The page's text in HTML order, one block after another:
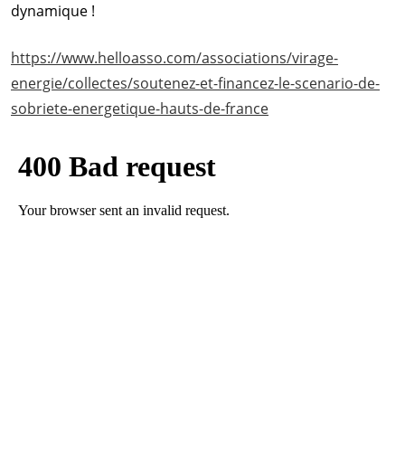
dynamique !
https://www.helloasso.com/associations/virage-
energie/collectes/soutenez-et-financez-le-scenario-de-
sobriete-energetique-hauts-de-france